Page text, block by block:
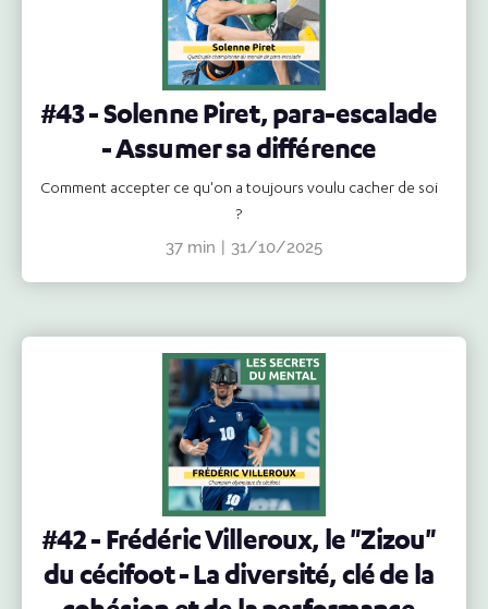
#43 - Solenne Piret, para-escalade
- Assumer sa différence
Comment accepter ce qu'on a toujours voulu cacher de soi
?
37 min | 31/10/2025
#42 - Frédéric Villeroux, le "Zizou"
du cécifoot - La diversité, clé de la